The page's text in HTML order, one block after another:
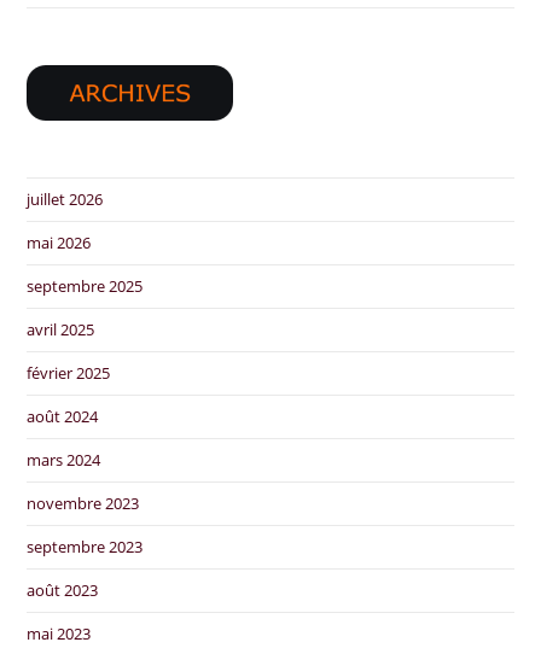
juillet 2026
mai 2026
septembre 2025
avril 2025
février 2025
août 2024
mars 2024
novembre 2023
septembre 2023
août 2023
mai 2023